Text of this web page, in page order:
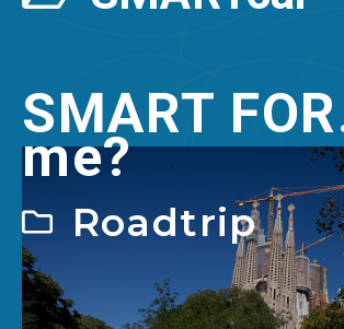
SMART
me?
Roadtrip